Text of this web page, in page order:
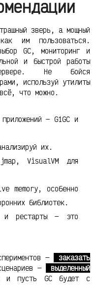
зверь, а мощный
им пользоваться.
GC, мониторинг и
и быстрой работы
Не бойся
используй утилиты
что можно.
— G1GC и
их.
VisualVM для
memory, особенно
библиотек.
и рестарты — это
—
заказать
—
выделенный
и пусть GC будет с